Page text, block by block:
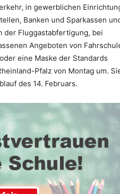
in gewerblichen
Banken und Sparkassen
der Fluggastabfertigung, bei
Angeboten von
eine Maske der Standards
Pfalz von Montag um.
des 14. Februars.